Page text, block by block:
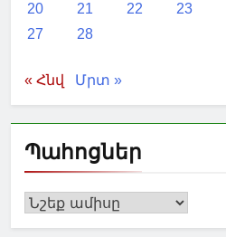
20
21 22 23
27
28
« Հնվ Մրտ »
Պահոցներ
Պահոցներ